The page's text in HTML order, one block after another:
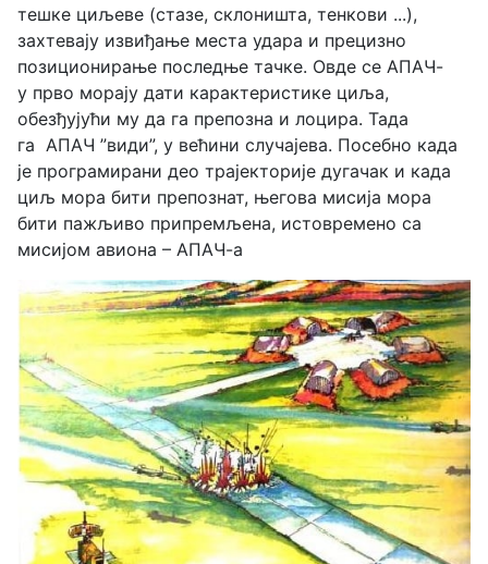
тешке циљеве (стазе, склоништа, тенкови ...),
захтевају извиђање места удара и прецизно
позиционирање последње тачке. Овде се АПАЧ-
у прво морају дати карактеристике циља,
обезђујући му да га препозна и лоцира. Тада
га АПАЧ ”види”, у већини случајева. Посебно када
је програмирани део трајекторије дугачак и када
циљ мора бити препознат, његова мисија мора
бити пажљиво припремљена, истовремено са
мисијом авиона – АПАЧ-а